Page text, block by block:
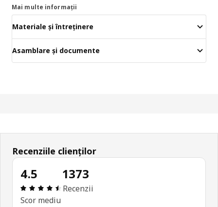
Mai multe informații
Materiale și întreținere
Asamblare și documente
Recenziile clienților
4.5
Prezentare generală: 4.5 din 5 stele Total
Scor mediu
1373
Recenzii